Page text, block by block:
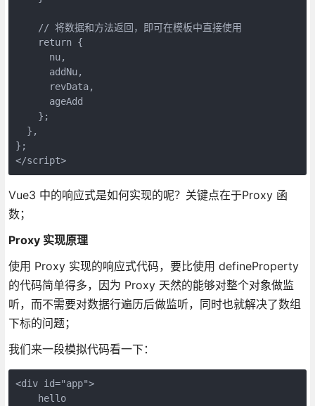
    // 将数据和方法返回，即可在模板中直接使用
    return {
      nu,
      addNu,
      revData,
      ageAdd
    };
  },
};
</script>
Vue3 中的响应式是如何实现的呢？关键点在于Proxy 函
数；
Proxy 实现原理
使用 Proxy 实现的响应式代码，要比使用 defineProperty
的代码简单得多，因为 Proxy 天然的能够对整个对象做监
听，而不需要对数据行遍历后做监听，同时也就解决了数组
下标的问题；
我们来一段模拟代码看一下：
<div id="app">
    hello